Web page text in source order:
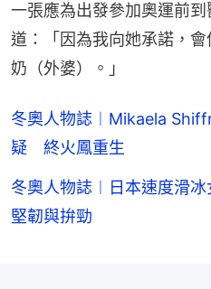
一張應為出發參加奧運前
道：「因為我向她承諾，
奶（外婆）。」
冬奧人物誌︱Mikaela
疑 終火鳳重生
冬奧人物誌︱日本速度滑
堅韌與拚勁